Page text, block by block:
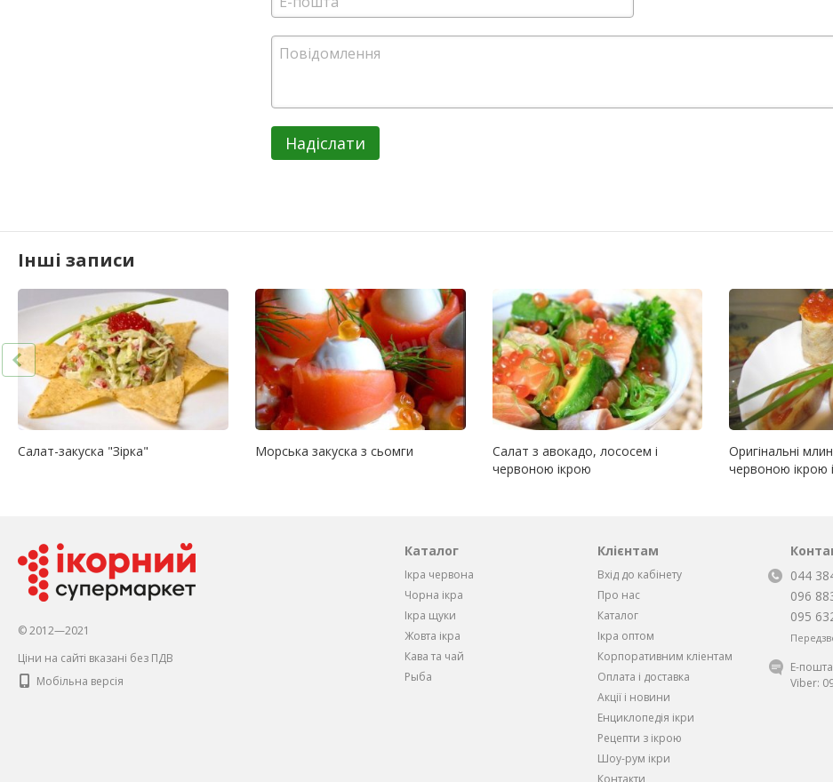
Надіслати
Інші записи
Салат-закуска "Зірка" Морська закуска з сьомги
Салат з авокадо, лососем і
червоною ікрою
Оригінальні
червоною ікрою
© 2012—2021
Ціни на сайті вказані без ПДВ
Мобільна версія
Каталог
Ікра червона
Чорна iкра
Iкра щуки
Жовта iкра
Кава та чай
Рыба
Клієнтам
Вхід до кабінету
Про нас
Каталог
Ікра оптом
Корпоративним кліентам
Оплата і доставка
Акції і новини
Енциклопедія ікри
Рецепти з ікрою
Шоу-рум ікри
Контакти
044
096
095
Е-
Viber: